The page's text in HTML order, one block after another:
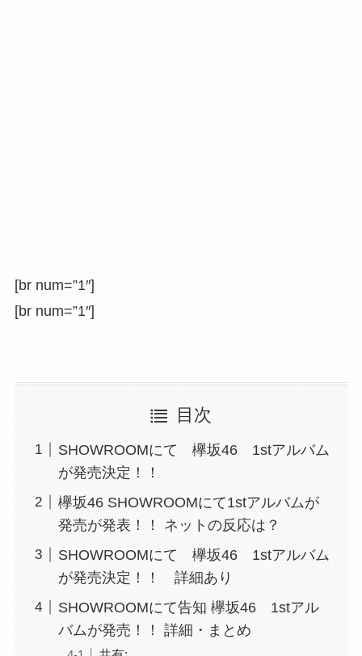
[br num=”1″]
[br num=”1″]
目次
SHOWROOMにて 欅坂46 1stアルバム
が発売決定！！
欅坂46 SHOWROOMにて1stアルバムが
発売が発表！！ ネットの反応は？
SHOWROOMにて 欅坂46 1stアルバム
が発売決定！！ 詳細あり
SHOWROOMにて告知 欅坂46 1stアル
バムが発売！！ 詳細・まとめ